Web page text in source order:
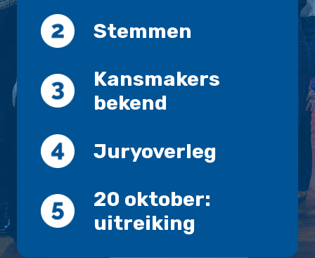
Stemmen
Kansmakers
bekend
Juryoverleg
20 oktober:
uitreiking